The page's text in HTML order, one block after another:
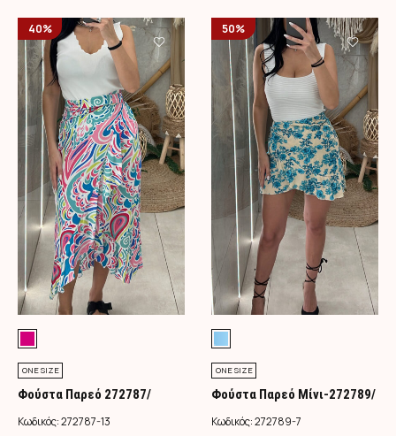
40%
ONE SIZE
Φούστα Παρεό 272787/
Φούξια
Κωδικός:272787-13
50%
ONE SIZE
Φούστα Παρεό Μίνι-272789/
Τιρκουάζ
Κωδικός:272789-7